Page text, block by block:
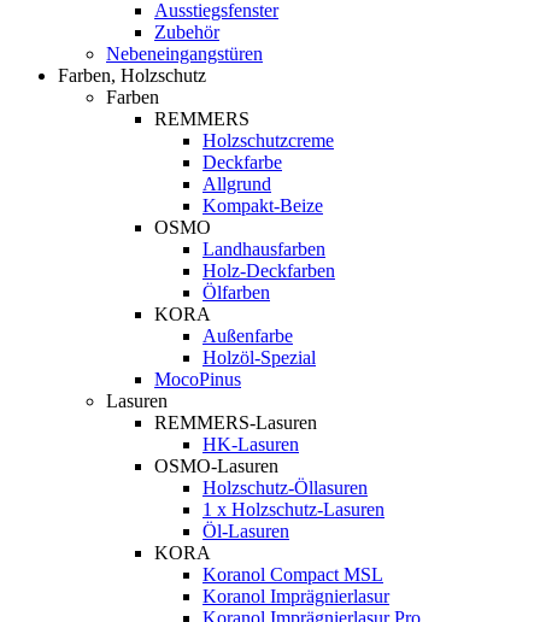
Ausstiegsfenster
Zubehör
Nebeneingangstüren
Farben, Holzschutz
Farben
REMMERS
Holzschutzcreme
Deckfarbe
Allgrund
Kompakt-Beize
OSMO
Landhausfarben
Holz-Deckfarben
Ölfarben
KORA
Außenfarbe
Holzöl-Spezial
MocoPinus
Lasuren
REMMERS-Lasuren
HK-Lasuren
OSMO-Lasuren
Holzschutz-Öllasuren
1 x Holzschutz-Lasuren
Öl-Lasuren
KORA
Koranol Compact MSL
Koranol Imprägnierlasur
Koranol Imprägnierlasur Pro